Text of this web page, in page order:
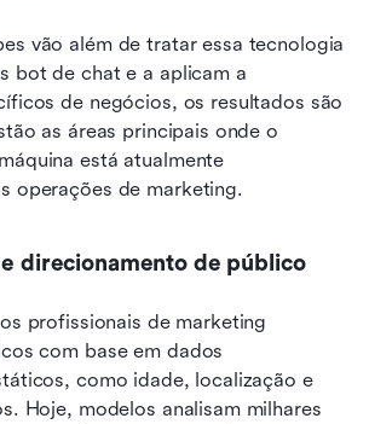
vão além de tratar essa tecnologia
bot de chat e a aplicam a
de negócios, os resultados são
as áreas principais onde o
está atualmente
operações de marketing.
direcionamento de público
profissionais de marketing
com base em dados
como idade, localização e
Hoje, modelos analisam milhares